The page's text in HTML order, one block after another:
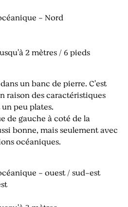
- Nord
2 mètres / 6 pieds
un banc de pierre. C'est
raison des caractéristiques
peu plates.
de gauche à coté de la
bonne, mais seulement avec
océaniques.
- ouest / sud-est